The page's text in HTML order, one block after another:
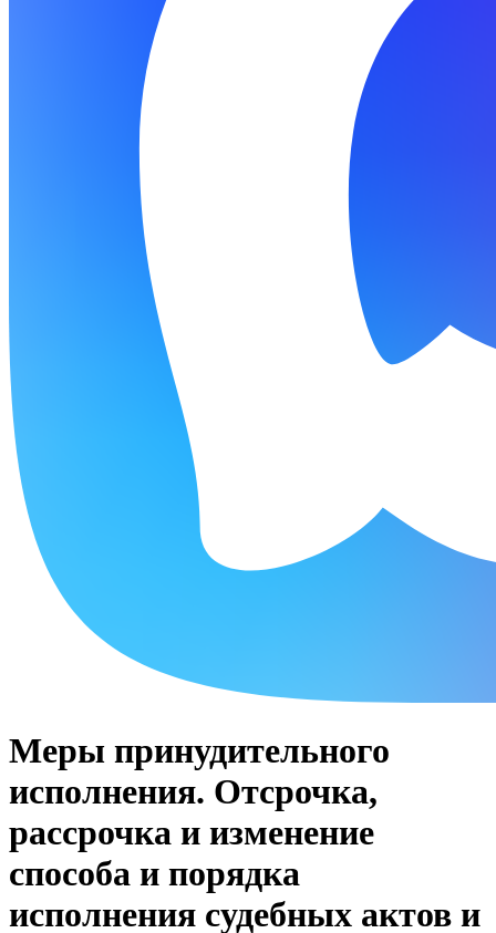
Меры принудительного
исполнения. Отсрочка,
рассрочка и изменение
способа и порядка
исполнения судебных актов и